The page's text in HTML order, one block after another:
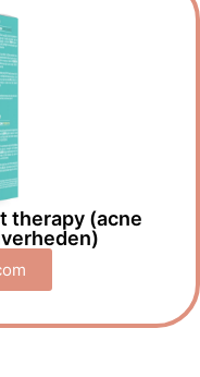
therapy (acne